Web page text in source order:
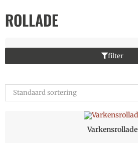
ROLLADE
filter
Standaard sortering
Varkensrollade